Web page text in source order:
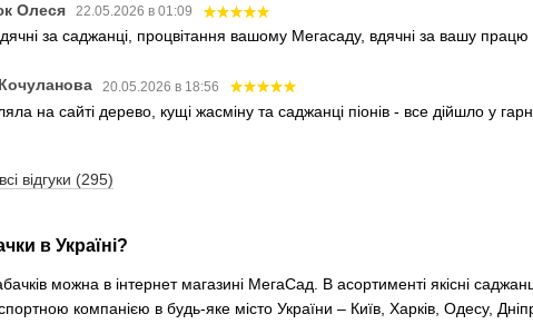
в Україні?
можна в інтернет магазині МегаСад. В асортименті якісні
компанією в будь-яке місто України – Київ, Харків, Одесу,
Олеся
22.05.2026 в 01:09
за саджанці, процвітання вашому Мегасаду, вдячні за вашу
20.05.2026 в 18:56
на сайті дерево, кущі жасміну та саджанці піонів - все дійшло у
відгуки (295)